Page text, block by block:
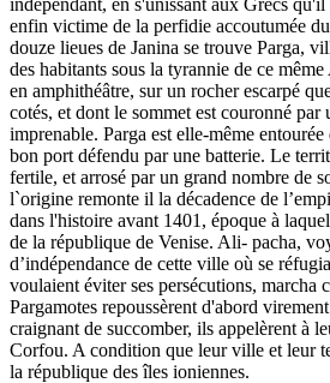
enfin victime de la perfidie accoutumée
douze lieues de Janina se trouve Parga,
des habitants sous la tyrannie de ce
en amphithéâtre, sur un rocher escarpé
cotés, et dont le sommet est couronné par
imprenable. Parga est elle-même
bon port défendu par une batterie. Le
fertile, et arrosé par un grand nombre de
l`origine remonte il la décadence de
dans l'histoire avant 1401, époque à
de la république de Venise. Ali- pacha,
d’indépendance de cette ville où se
voulaient éviter ses persécutions, marcha
Pargamotes repoussèrent d'abord
craignant de succomber, ils appelèrent à
Corfou. A condition que leur ville et leur
la république des îles ioniennes.